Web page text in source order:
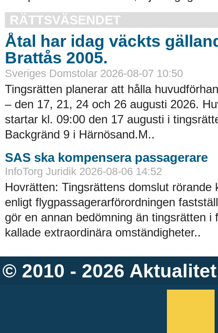
RÄTTSVÄSENDET
Åtal har idag väckts
Brattås 2005.
Sveriges Domstolar 2026-08-07 10:50
Tingsrätten planerar att hålla
– den 17, 21, 24 och 26 augusti 2026.
startar kl. 09:00 den 17 augusti i
Backgränd 9 i Härnösand.M..
SAS ska kompensera passagerare
InfoTorg Juridik 2026-08-06 14:52
Hovrätten: Tingsrättens domslut rörande
enligt flygpassagerarförordningen
gör en annan bedömning än tingsrätten i
kallade extraordinära omständigheter..
© 2010 - 2026 Aktualitet